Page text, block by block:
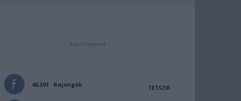
- Advertisement -
46,301 Rajongók TETSZIK